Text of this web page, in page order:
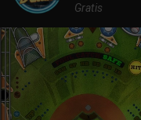
Gratis